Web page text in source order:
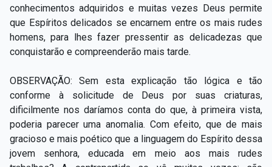
conhecimentos adquiridos e muitas vezes Deus permite
que Espíritos delicados se encarnem entre os mais rudes
homens, para lhes fazer pressentir as delicadezas que
conquistarão e compreenderão mais tarde.
OBSERVAÇÃO: Sem esta explicação tão lógica e tão
conforme à solicitude de Deus por suas criaturas,
dificilmente nos daríamos conta do que, à primeira vista,
poderia parecer uma anomalia. Com efeito, que de mais
gracioso e mais poético que a linguagem do Espírito dessa
jovem senhora, educada em meio aos mais rudes